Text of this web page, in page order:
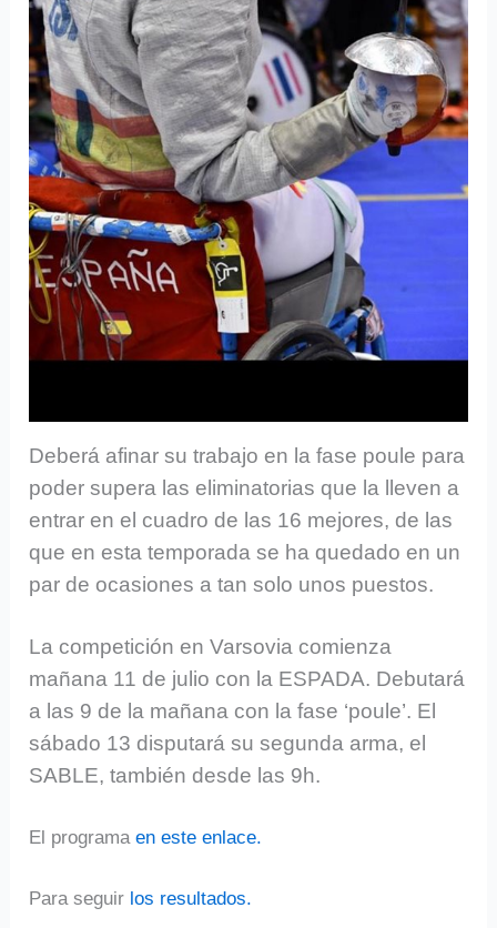
Deberá afinar su trabajo en la fase poule para
poder supera las eliminatorias que la lleven a
entrar en el cuadro de las 16 mejores, de las
que en esta temporada se ha quedado en un
par de ocasiones a tan solo unos puestos.
La competición en Varsovia comienza
mañana 11 de julio con la ESPADA. Debutará
a las 9 de la mañana con la fase ‘poule’. El
sábado 13 disputará su segunda arma, el
SABLE, también desde las 9h.
El programaen este enlace.
Para seguir los resultados.